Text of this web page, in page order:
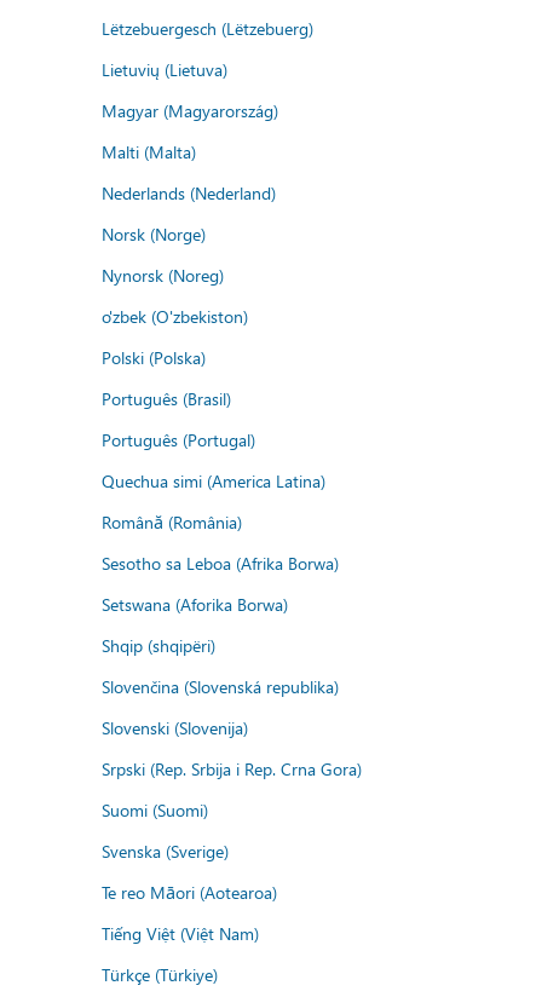
Lëtzebuergesch (Lëtzebuerg)
Lietuvių (Lietuva)
Magyar (Magyarország)
Malti (Malta)
Nederlands (Nederland)
Norsk (Norge)
Nynorsk (Noreg)
o'zbek (O'zbekiston)
Polski (Polska)
Português (Brasil)
Português (Portugal)
Quechua simi (America Latina)
Română (România)
Sesotho sa Leboa (Afrika Borwa)
Setswana (Aforika Borwa)
Shqip (shqipëri)
Slovenčina (Slovenská republika)
Slovenski (Slovenija)
Srpski (Rep. Srbija i Rep. Crna Gora)
Suomi (Suomi)
Svenska (Sverige)
Te reo Māori (Aotearoa)
Tiếng Việt (Việt Nam)
Türkçe (Türkiye)